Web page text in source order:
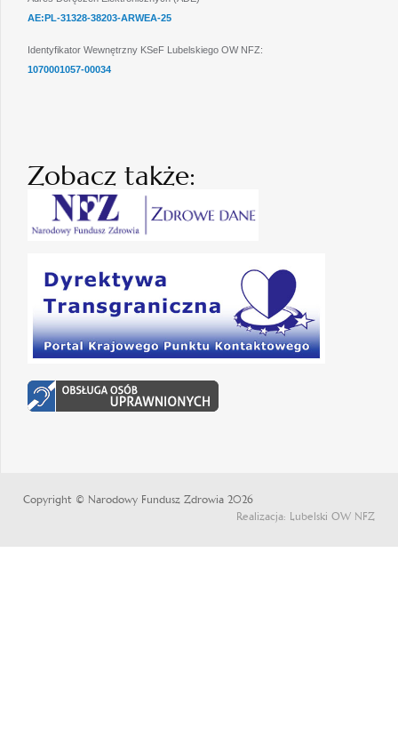
AE:PL-31328-38203-ARWEA-25
Identyfikator Wewnętrzny KSeF Lubelskiego OW NFZ:
1070001057-00034
Zobacz także:
Copyright © Narodowy Fundusz Zdrowia 2026
Realizacja: Lubelski OW NFZ